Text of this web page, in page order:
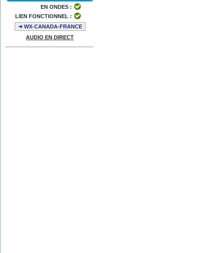
EN ONDES :
LIEN FONCTIONNEL :
➜ WX-CANADA-FRANCE
AUDIO EN DIRECT